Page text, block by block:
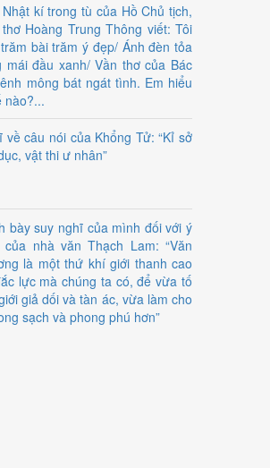
kí trong tù của Hồ Chủ tịch,
Hoàng Trung Thông viết: Tôi
bài trăm ý đẹp/ Ánh đèn tỏa
mái đầu xanh/ Vần thơ của Bác
mông bát ngát tình. Em hiểu
nào?...
về câu nói của Khổng Tử: “Kỉ sở
vật thi ư nhân”
bày suy nghĩ của mình đối với ý
của nhà văn Thạch Lam: “Văn
là một thứ khí giới thanh cao
lực mà chúng ta có, để vừa tố
giả dối và tàn ác, vừa làm cho
sạch và phong phú hơn”